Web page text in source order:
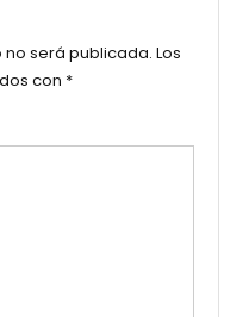
será publicada. Los
con *